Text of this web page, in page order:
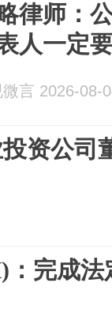
律师：
人一定
言 2026-08-
资公司
：完成